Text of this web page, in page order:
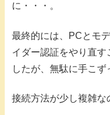
に・・・。
最終的には、PCとモ
イダー認証をやり直す
したが、無駄に手こず
接続方法が少し複雑な